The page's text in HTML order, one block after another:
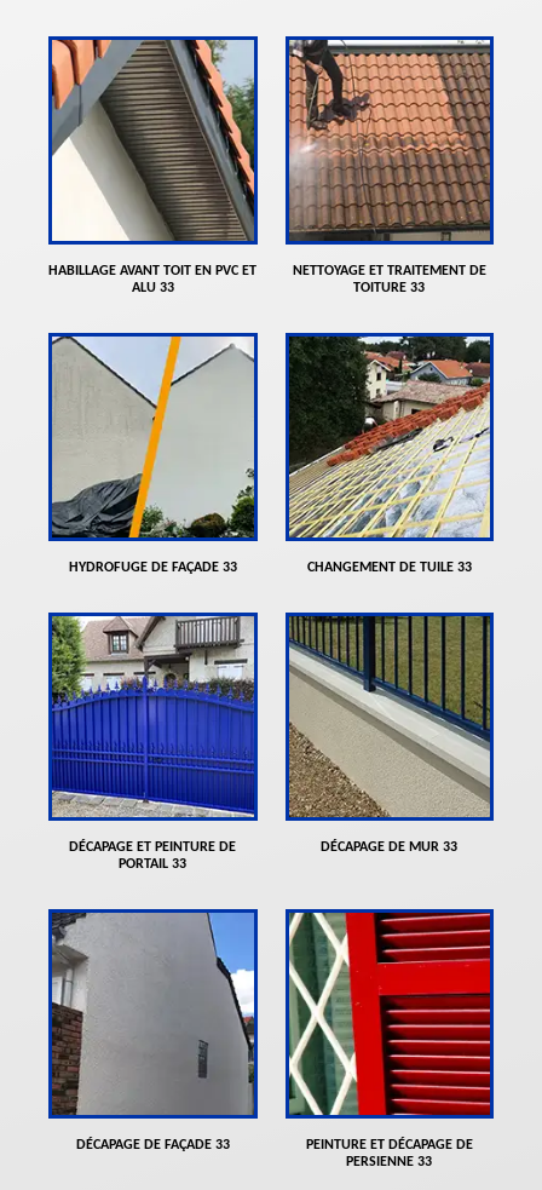
HABILLAGE AVANT TOIT EN PVC ET
ALU 33
NETTOYAGE ET TRAITEMENT DE
TOITURE 33
HYDROFUGE DE FAÇADE 33 CHANGEMENT DE TUILE 33
DÉCAPAGE ET PEINTURE DE
PORTAIL 33
DÉCAPAGE DE MUR 33
DÉCAPAGE DE FAÇADE 33
PEINTURE ET DÉCAPAGE DE
PERSIENNE 33